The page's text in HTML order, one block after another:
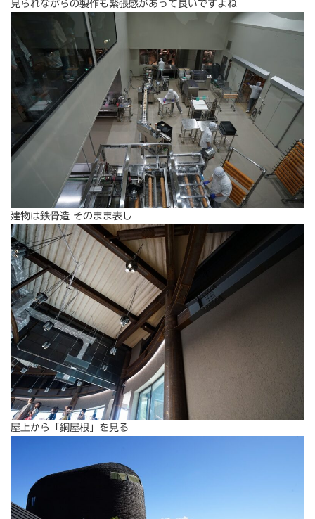
見られながらの製作も緊張感があって良いですよね
建物は鉄骨造 そのまま表し
屋上から「銅屋根」を見る